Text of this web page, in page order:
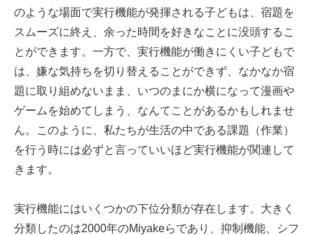
のような場面で実行機能が発揮される子どもは、宿題を
スムーズに終え、余った時間を好きなことに没頭するこ
とができます。一方で、実行機能が働きにくい子どもで
は、嫌な気持ちを切り替えることができず、なかなか宿
題に取り組めないまま、いつのまにか横になって漫画や
ゲームを始めてしまう、なんてことがあるかもしれませ
ん。このように、私たちが生活の中である課題（作業）
を行う時には必ずと言っていいほど実行機能が関連して
きます。
実行機能にはいくつかの下位分類が存在します。大きく
分類したのは2000年のMiyakeらであり、抑制機能、シフ